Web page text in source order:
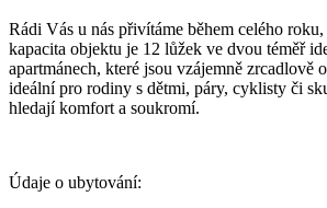
Rádi Vás u nás přivítáme během celého
kapacita objektu je 12 lůžek ve dvou téměř
apartmánech, které jsou vzájemně zrcadlově
ideální pro rodiny s dětmi, páry, cyklisty či
hledají komfort a soukromí.
Údaje o ubytování: